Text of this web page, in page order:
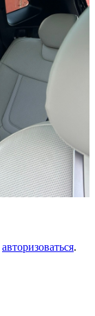
авторизоваться.